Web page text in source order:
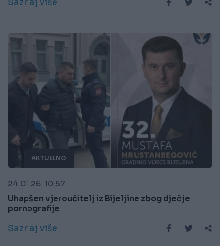
Saznaj više
AKTUELNO
24.01.26. 10:57
Uhapšen vjeroučitelj iz Bijeljine zbog dječje
pornografije
Saznaj više